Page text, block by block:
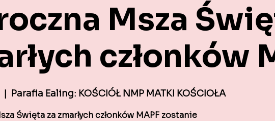
Msza
członków
|
Parafia Ealing: KOŚCIÓŁ NMP MATKI KOŚCIOŁA
Święta za zmarłych członków MAPF zostanie